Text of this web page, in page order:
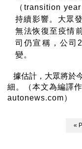
（ transition year
持續影響。大眾
無法恢復至疫情
司仍宣稱，公司
變。
據估計，大眾將於
細。（本文為編譯
autonews.com）
«